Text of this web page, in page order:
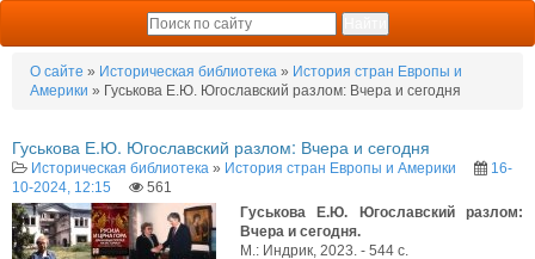
О сайте » Историческая библиотека » История стран Европы и
Америки » Гуськова Е.Ю. Югославский разлом: Вчера и сегодня
Гуськова Е.Ю. Югославский разлом: Вчера и сегодня
Историческая библиотека » История стран Европы и Америки
16-
10-2024, 12:15
561
Гуськова Е.Ю. Югославский разлом:
Вчера и сегодня.
М.: Индрик, 2023. - 544 с.